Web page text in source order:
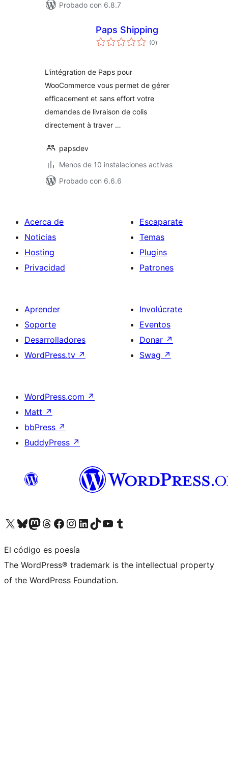
Probado con 6.8.7
Paps Shipping
(0total
de
)
L'intégration de Paps pour
WooCommerce vous permet de gérer
efficacement et sans effort votre
demandes de livraison de colis
directement à traver …
papsdev
Menos de 10 instalaciones activas
Probado con 6.6.6
Acerca de
Noticias
Hosting
Privacidad
Escaparate
Temas
Plugins
Patrones
Aprender
Soporte
Desarrolladores
WordPress.tv ↗
Involúcrate
Eventos
Donar ↗
Swag ↗
WordPress.com ↗
Matt ↗
bbPress ↗
BuddyPress ↗
Visita nuestra cuenta de X (anteriormente Twitter)
Visita nuestra cuenta de Bluesky
Visita nuestra cuenta de Mastodon
Visita nuestra cuenta de Threads
Visita nuestra página de Facebook
Visita nuestra cuenta de Instagram
Visita nuestra cuenta de LinkedIn
Visita nuestra cuenta de TikTok
Visita nuestro canal de YouTube
Visita nuestra cuenta de Tumblr
El código es poesía
The WordPress® trademark is the intellectual property
of the WordPress Foundation.